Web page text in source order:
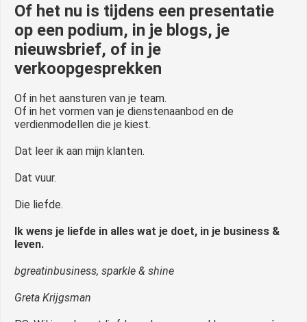
Of het nu is tijdens een presentatie
op een podium, in je blogs, je
nieuwsbrief, of in je
verkoopgesprekken
Of in het aansturen van je team.
Of in het vormen van je dienstenaanbod en de
verdienmodellen die je kiest.
Dat leer ik aan mijn klanten.
Dat vuur.
Die liefde.
Ik wens je liefde in alles wat je doet, in je business &
leven.
bgreatinbusiness, sparkle & shine
Greta Krijgsman